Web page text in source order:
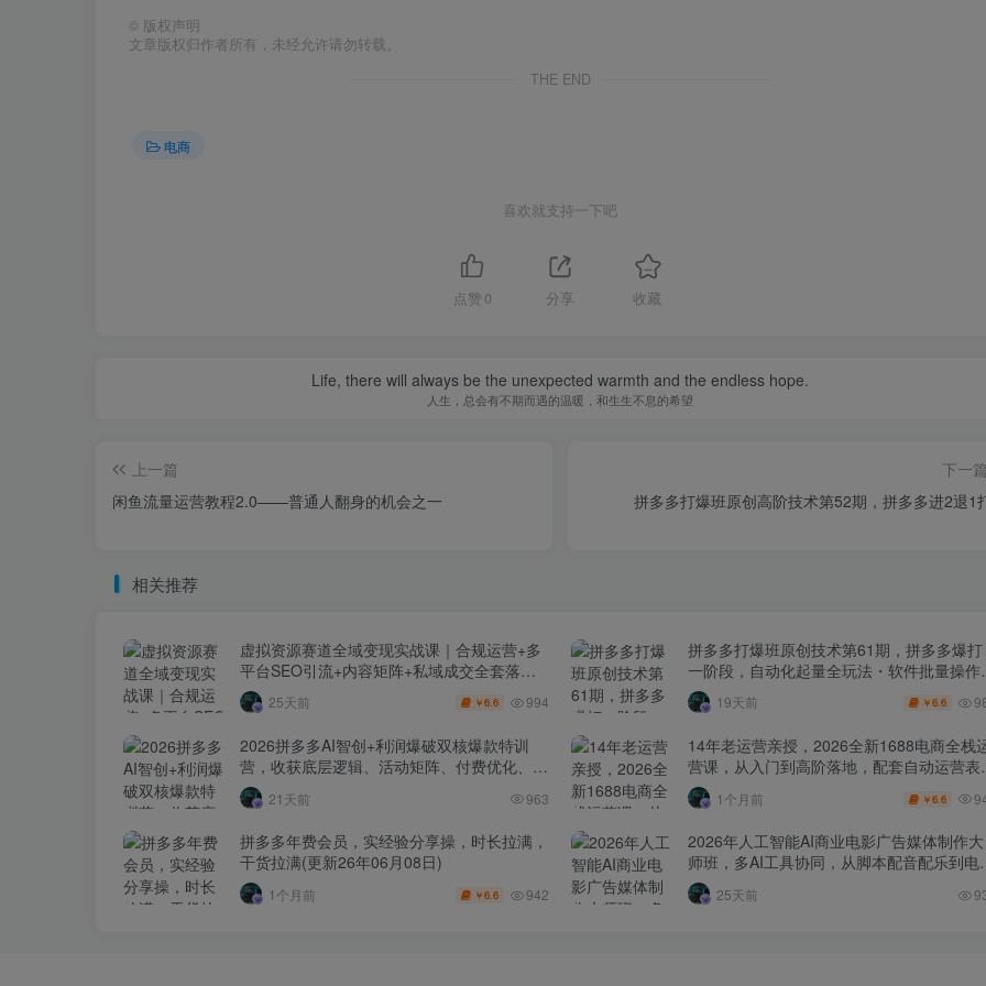
© 版权声明
文章版权归作者所有，未经允许请勿转载。
THE END
电商
喜欢就支持一下吧
点赞 0 分享 收藏
Life, there will always be the unexpected warmth and the endless hope.
人生，总会有不期而遇的温暖，和生生不息的希望
上一篇
闲鱼流量运营教程2.0——普通人翻身的机会之一
下一
拼多多打爆班原创高阶技术第52期，拼多多进2退1
相关推荐
虚拟资源赛道全域变现实战课｜合规运营+多
平台SEO引流+内容矩阵+私域成交全套落地
玩法
25天前 ￥6.6 994
拼多多打爆班原创技术第61期，拼多多爆打
一阶段，自动化起量全玩法・软件批量操作
投产优化・大促矩阵实战课
19天前 ￥6.6
2026拼多多AI智创+利润爆破双核爆款特训
营，收获底层逻辑、活动矩阵、付费优化、0-
1打爆SOP
21天前 963
14年老运营亲授，2026全新1688电商全栈
营课，从入门到高阶落地，配套自动运营表
+工具包+直播诊断等
1个月前 ￥6.6
拼多多年费会员，实经验分享操，时长拉满，
干货拉满(更新26年06月08日)
1个月前 ￥6.6 942
2026年人工智能AI商业电影广告媒体制作大
师班，多AI工具协同，从脚本配音配乐到电
级短片、品牌广告全流程实战（中英字幕）
25天前